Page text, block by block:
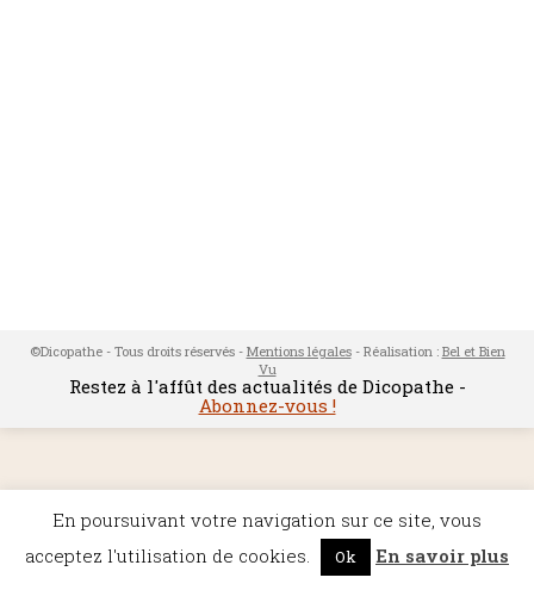
©Dicopathe - Tous droits réservés - Mentions légales- Réalisation : Bel et Bien
Vu
Restez à l'affût des actualités de Dicopathe -
Abonnez-vous !
En poursuivant votre navigation sur ce site, vous
acceptez l'utilisation de cookies.
Ok En savoir plus